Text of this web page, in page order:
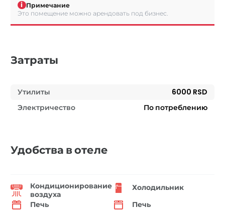
i Примечание
Это помещение можно арендовать под бизнес.
Затраты
Утилиты
6000 RSD
Электричество
По потреблению
Удобства в отеле
Кондиционирование
воздуха
Холодильник
Печь
Печь